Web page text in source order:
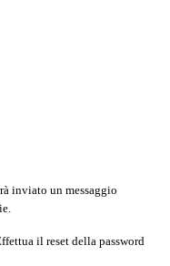
inviato un messaggio
il reset della password